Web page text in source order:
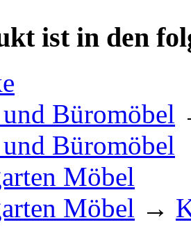
ist in den
Büromöbel
Büromöbel
Möbel
Möbel →